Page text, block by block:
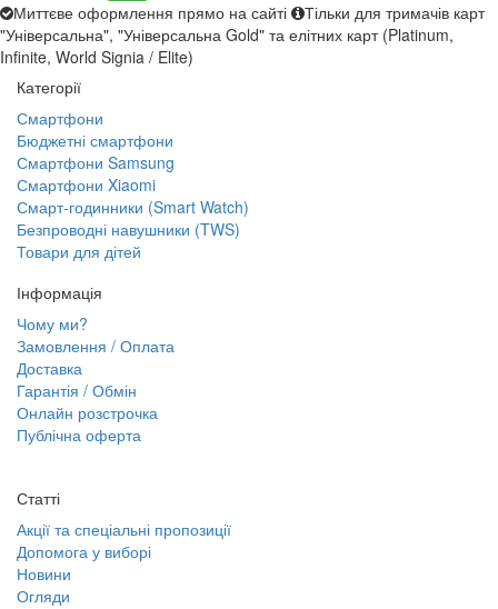
Миттєве оформлення прямо на сайті
Тільки для тримачів карт
"Універсальна", "Універсальна Gold" та елітних карт (Platinum,
Infinite, World Signia / Elite)
Категорії
Смартфони
Бюджетні смартфони
Смартфони Samsung
Смартфони Xiaomi
Смарт-годинники (Smart Watch)
Безпроводні навушники (TWS)
Товари для дітей
Інформація
Чому ми?
Замовлення / Оплата
Доставка
Гарантія / Обмін
Онлайн розстрочка
Публічна оферта
Статті
Акції та спеціальні пропозиції
Допомога у виборі
Новини
Огляди